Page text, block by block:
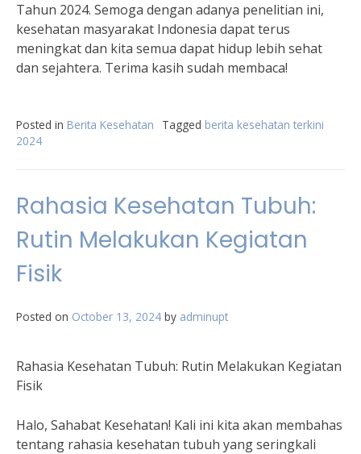
Tahun 2024. Semoga dengan adanya penelitian ini,
kesehatan masyarakat Indonesia dapat terus
meningkat dan kita semua dapat hidup lebih sehat
dan sejahtera. Terima kasih sudah membaca!
Posted in Berita Kesehatan Tagged berita kesehatan terkini
2024
Rahasia Kesehatan Tubuh:
Rutin Melakukan Kegiatan
Fisik
Posted on October 13, 2024 by adminupt
Rahasia Kesehatan Tubuh: Rutin Melakukan Kegiatan
Fisik
Halo, Sahabat Kesehatan! Kali ini kita akan membahas
tentang rahasia kesehatan tubuh yang seringkali